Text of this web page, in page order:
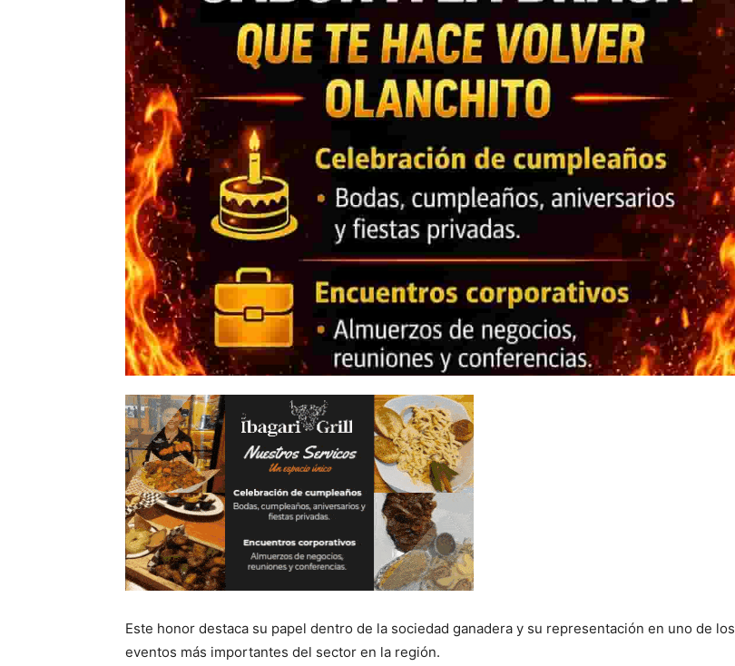
Este honor destaca su papel dentro de la sociedad ganadera y su representación en uno de los
eventos más importantes del sector en la región.